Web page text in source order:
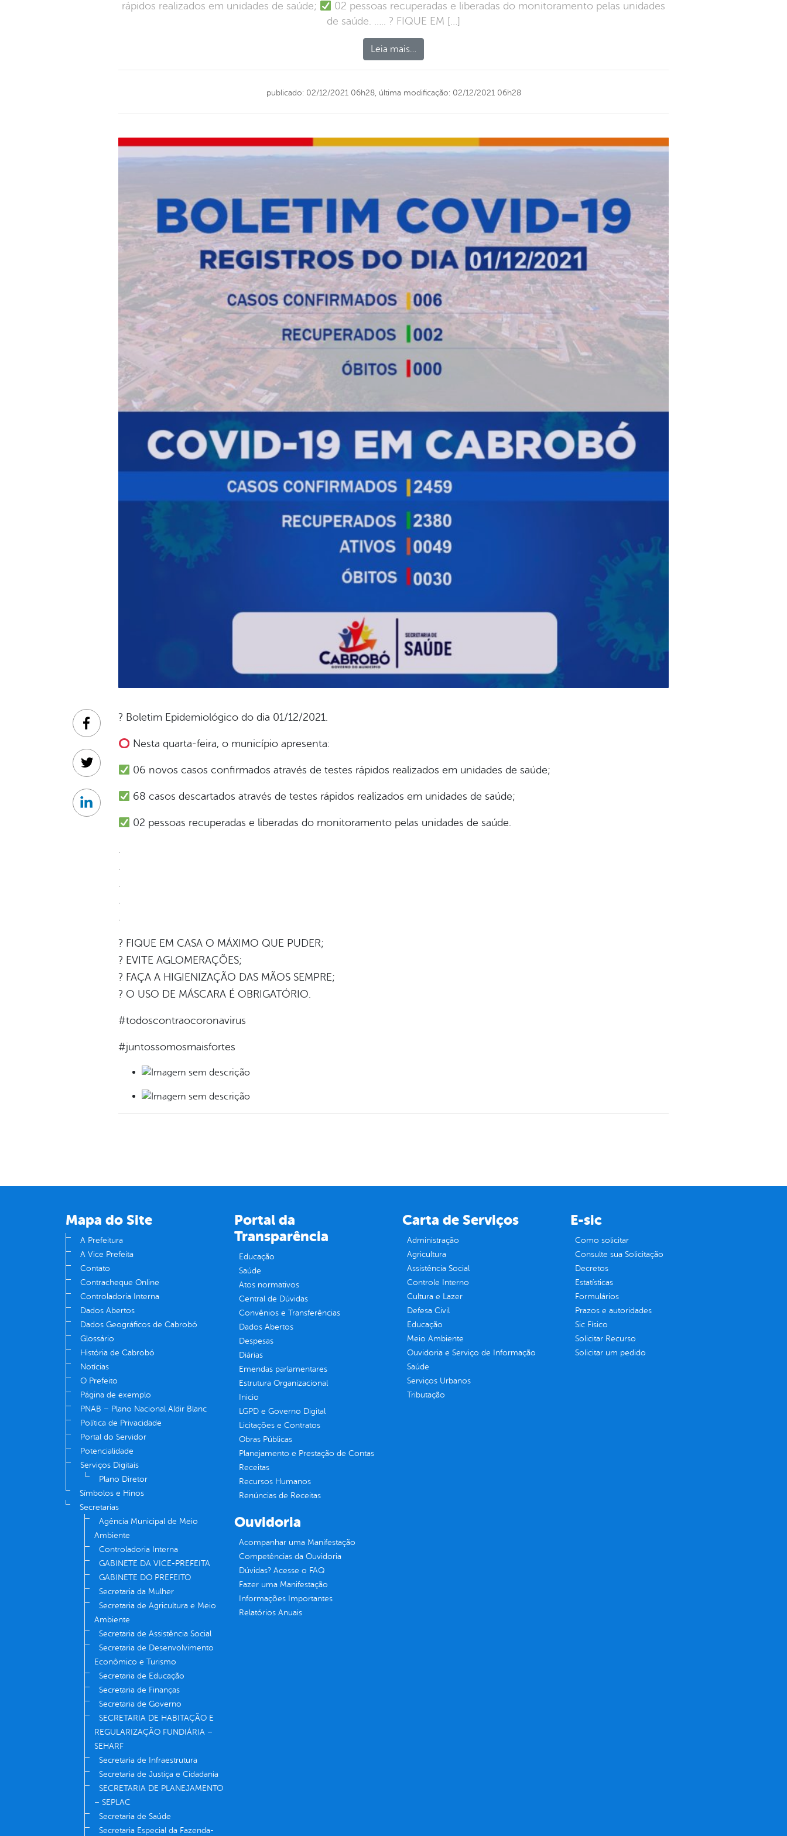
rápidos realizados em unidades de saúde;
02 pessoas recuperadas e liberadas do monitoramento pelas unidades
de saúde. ….. ? FIQUE EM […]
Leia mais…
publicado: 02/12/2021 06h28, última modificação: 02/12/2021 06h28
? Boletim Epidemiológico do dia 01/12/2021.
Nesta quarta-feira, o município apresenta:
06 novos casos confirmados através de testes rápidos realizados em unidades de saúde;
68 casos descartados através de testes rápidos realizados em unidades de saúde;
02 pessoas recuperadas e liberadas do monitoramento pelas unidades de saúde.
.
.
.
.
.
? FIQUE EM CASA O MÁXIMO QUE PUDER;
? EVITE AGLOMERAÇÕES;
? FAÇA A HIGIENIZAÇÃO DAS MÃOS SEMPRE;
? O USO DE MÁSCARA É OBRIGATÓRIO.
#todoscontraocoronavirus
#juntossomosmaisfortes
Facebook
Twitter
Linkedin
Mapa do Site
A Prefeitura
A Vice Prefeita
Contato
Contracheque Online
Controladoria Interna
Dados Abertos
Dados Geográficos de Cabrobó
Glossário
História de Cabrobó
Notícias
O Prefeito
Página de exemplo
PNAB – Plano Nacional Aldir Blanc
Política de Privacidade
Portal do Servidor
Potencialidade
Serviços Digitais
Plano Diretor
Símbolos e Hinos
Secretarias
Agência Municipal de Meio
Ambiente
Controladoria Interna
GABINETE DA VICE-PREFEITA
GABINETE DO PREFEITO
Secretaria da Mulher
Secretaria de Agricultura e Meio
Ambiente
Secretaria de Assistência Social
Secretaria de Desenvolvimento
Econômico e Turismo
Secretaria de Educação
Secretaria de Finanças
Secretaria de Governo
SECRETARIA DE HABITAÇÃO E
REGULARIZAÇÃO FUNDIÁRIA –
SEHARF
Secretaria de Infraestrutura
Secretaria de Justiça e Cidadania
SECRETARIA DE PLANEJAMENTO
– SEPLAC
Secretaria de Saúde
Secretaria Especial da Fazenda-
Portal da
Transparência
Educação
Saúde
Atos normativos
Central de Dúvidas
Convênios e Transferências
Dados Abertos
Despesas
Diárias
Emendas parlamentares
Estrutura Organizacional
Inicio
LGPD e Governo Digital
Licitações e Contratos
Obras Públicas
Planejamento e Prestação de Contas
Receitas
Recursos Humanos
Renúncias de Receitas
Carta de Serviços
Administração
Agricultura
Assistência Social
Controle Interno
Cultura e Lazer
Defesa Civil
Educação
Meio Ambiente
Ouvidoria e Serviço de Informação
Saúde
Serviços Urbanos
Tributação
E-sic
Como solicitar
Consulte sua Solicitação
Decretos
Estatísticas
Formulários
Prazos e autoridades
Sic Físico
Solicitar Recurso
Solicitar um pedido
Ouvidoria
Acompanhar uma Manifestação
Competências da Ouvidoria
Dúvidas? Acesse o FAQ
Fazer uma Manifestação
Informações Importantes
Relatórios Anuais